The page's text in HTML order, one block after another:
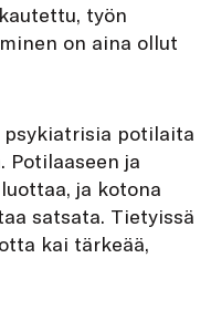
työn
on aina ollut
psykiatrisia potilaita
Potilaaseen ja
ja kotona
satsata. Tietyissä
kai tärkeää,